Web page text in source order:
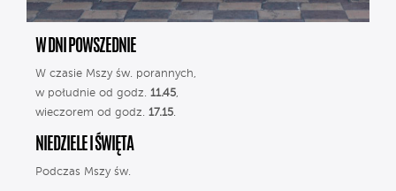
W DNI POWSZEDNIE
W czasie Mszy św. porannych,
w południe od godz. 11.45
wieczorem od godz. 17.15
NIEDZIELE I ŚWIĘTA
Podczas Mszy św.